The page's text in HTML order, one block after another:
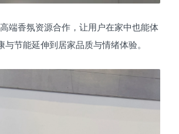
端香氛资源合作，让用户在家中也能体
节能延伸到居家品质与情绪体验。